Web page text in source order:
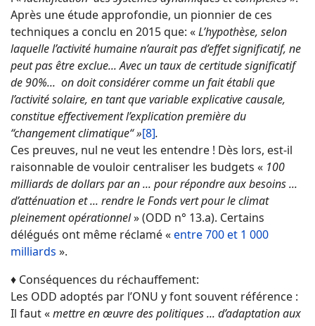
Après une étude approfondie, un pionnier de ces
techniques a conclu en 2015 que: «L’hypothèse, selon
laquelle l’activité humaine n’aurait pas d’effet significatif, ne
peut pas être exclue... Avec un taux de certitude significatif
de 90%... on doit considérer comme un fait établi que
l’activité solaire, en tant que variable explicative causale,
constitue effectivement l’explication première du
“changement climatique“»[8].
Ces preuves, nul ne veut les entendre ! Dès lors, est-il
raisonnable de vouloir centraliser les budgets « 100
milliards de dollars par an ... pour répondre aux besoins ...
d’atténuation et ... rendre le Fonds vert pour le climat
pleinement opérationnel» (ODD n° 13.a). Certains
délégués ont même réclamé «entre 700 et 1 000
milliards ».
♦ Conséquences du réchauffement:
Les ODD adoptés par l’ONU y font souvent référence :
Il faut «mettre en œuvre des politiques ... d’adaptation aux